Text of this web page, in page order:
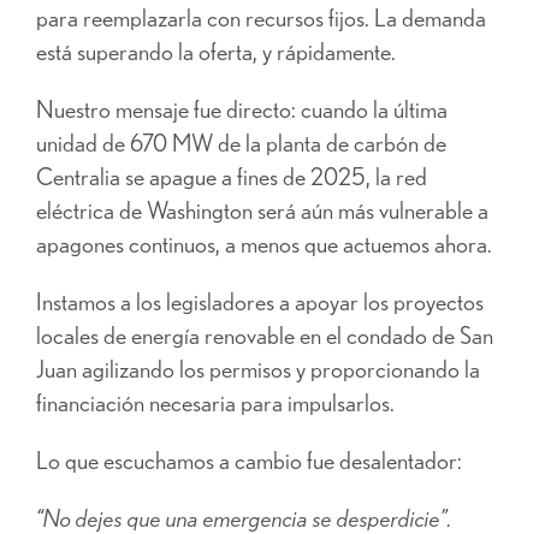
para reemplazarla con recursos fijos. La demanda
está superando la oferta, y rápidamente.
Nuestro mensaje fue directo: cuando la última
unidad de 670 MW de la planta de carbón de
Centralia se apague a fines de 2025, la red
eléctrica de Washington será aún más vulnerable a
apagones continuos, a menos que actuemos ahora.
Instamos a los legisladores a apoyar los proyectos
locales de energía renovable en el condado de San
Juan agilizando los permisos y proporcionando la
financiación necesaria para impulsarlos.
Lo que escuchamos a cambio fue desalentador:
“No dejes que una emergencia se desperdicie”.